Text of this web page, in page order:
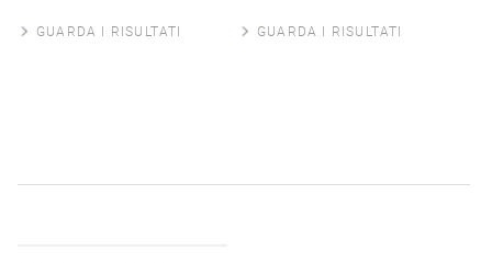
GUARDA I RISULTATI GUARDA I RISULTATI